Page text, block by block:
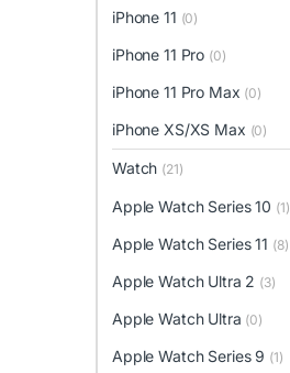
iPhone 11 (0)
iPhone 11 Pro (0)
iPhone 11 Pro Max (0)
iPhone XS/XS Max (0)
Watch (21)
Apple Watch Series 10 (1)
Apple Watch Series 11 (8)
Apple Watch Ultra 2 (3)
Apple Watch Ultra (0)
Apple Watch Series 9 (1)